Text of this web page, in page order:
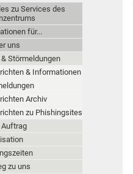
zu Services des
für...
uns
Störmeldungen
& Informationen
Archiv
zu Phishingsites
Auftrag
zu uns